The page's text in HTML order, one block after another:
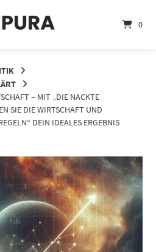
0
– MIT „DIE NACKTE
SIE DIE WIRTSCHAFT UND
DEIN IDEALES ERGEBNIS